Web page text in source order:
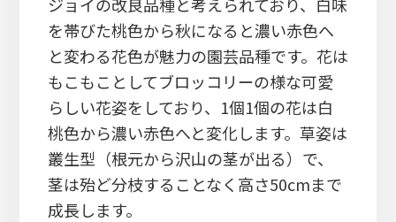
を帯びた桃色から秋になると濃い赤色へ
と変わる花色が魅力の園芸品種です。花は
もこもことしてブロッコリーの様な可愛
らしい花姿をしており、1個1個の花は白
桃色から濃い赤色へと変化します。草姿は
叢生型（根元から沢山の茎が出る）で、
茎は殆ど分枝することなく高さ50cmまで
成長します。